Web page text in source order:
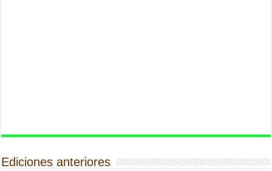
Ediciones anteriores